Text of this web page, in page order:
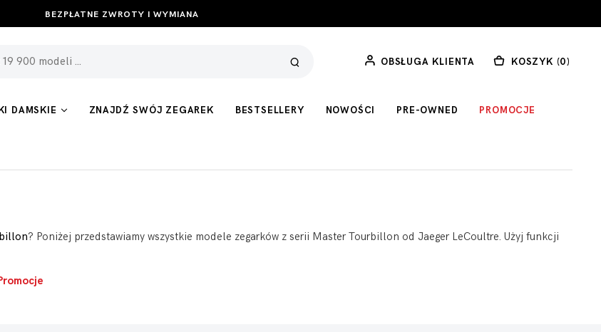
BEZPŁATNE ZWROTY I WYMIANA
OBSŁUGA KLIENTA KOSZYK (0)
DAMSKIE ZNAJDŹ SWÓJ ZEGAREK BESTSELLERY NOWOŚCI PRE-OWNED PROMOCJE
? Poniżej przedstawiamy wszystkie modele zegarków z serii Master Tourbillon od Jaeger LeCoultre. Użyj funkcji